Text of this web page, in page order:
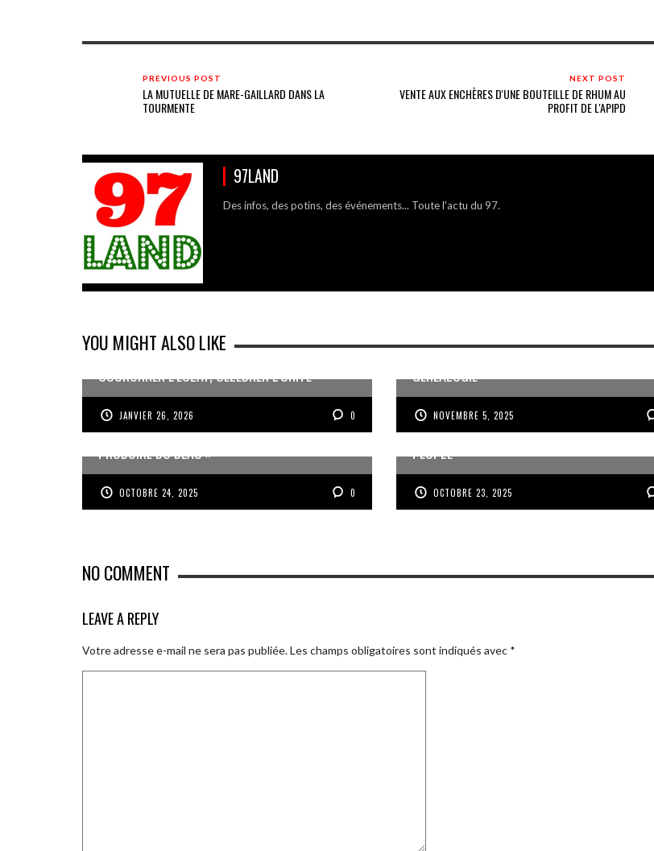
PREVIOUS POST
LA MUTUELLE DE MARE-GAILLARD DANS LA
TOURMENTE
NEXT POST
VENTE AUX ENCHÈRES D'UNE BOUTEILLE DE RHUM AU
PROFIT DE L'APIPD
97LAND
Des infos, des potins, des événements... Toute l'actu du 97.
YOU MIGHT ALSO LIKE
COURONNER L’ÉCLAT, CÉLÉBRER L’UNITÉ
JANVIER 26, 2026 0
GÉNÉALOGIE
NOVEMBRE 5, 2025
JEAN-PIERRE VOLET : « L’OBJECTIF EST DE
PRODUIRE DU BEAU »
OCTOBRE 24, 2025 0
VOIX DES ONDES, VOIX DES YOLES, VOIX D’UN
PEUPLE
OCTOBRE 23, 2025
NO COMMENT
LEAVE A REPLY
Votre adresse e-mail ne sera pas publiée.Les champs obligatoires sont indiqués avec *